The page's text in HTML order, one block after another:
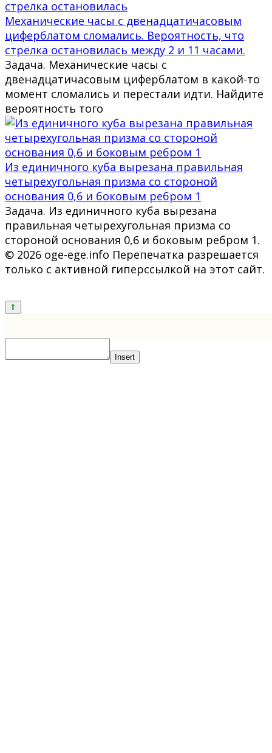
Механические часы с двенадцатичасовым
циферблатом сломались. Вероятность, что
стрелка остановилась между 2 и 11 часами.
Задача. Механические часы с
двенадцатичасовым циферблатом в какой-то
момент сломались и перестали идти. Найдите
вероятность того
Из единичного куба вырезана правильная
четырехугольная призма со стороной
основания 0,6 и боковым ребром 1
Задача. Из единичного куба вырезана
правильная четырехугольная призма со
стороной основания 0,6 и боковым ребром 1.
© 2026 oge-ege.info Перепечатка разрешается
только с активной гиперссылкой на этот сайт.
Insert